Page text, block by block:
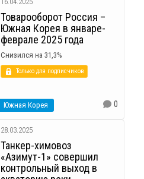
Товарооборот Россия –
Южная Корея в январе-
феврале 2025 года
Снизился на 31,3%
Только для подписчиков
Южная Корея 0
28.03.2025
Танкер-химовоз
«Азимут-1» совершил
контрольный выход в